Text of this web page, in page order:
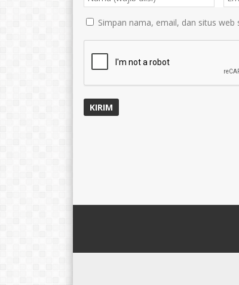
Simpan nama, email, dan situs